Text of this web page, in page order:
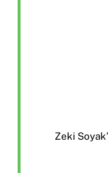
Zeki